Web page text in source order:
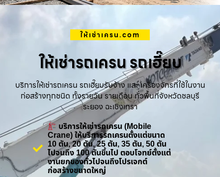
ให้เช่าเครน.com
ให้เช่ารถเครน รถเฮี๊ยบ
บริการให้เช่ารถเครน รถเฮี๊ยบรับจ้าง และ เครื่องจักรที่ใช้ในงาน
ก่อสร้างทุกชนิด ทั้งรายวัน รายเดือน ทั่วพื้นที่จังหวัดชลบุรี
ระยอง ฉะเชิงเทรา
บริการให้เช่ารถเครน (Mobile
Crane) ให้บริการรถเครนตั้งแต่ขนาด
10 ตัน, 20 ตัน, 25 ตัน, 35 ตัน, 50 ตัน
ไปจนถึง 100 ตันขึ้นไป ตอบโจทย์ตั้งแต่
งานยกของทั่วไปจนถึงโปรเจกต์
ก่อสร้างขนาดใหญ่